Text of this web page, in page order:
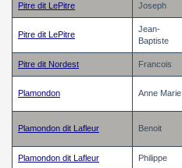
Pitre dit LePitre Joseph
Pitre dit LePitre
Jean-
Baptiste
Pitre dit Nordest Francois
Plamondon Anne Marie
Plamondon dit Lafleur Benoit
Plamondon dit Lafleur Philippe